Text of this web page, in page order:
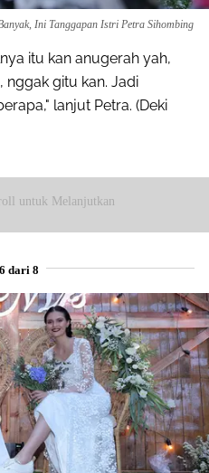
Ini Tanggapan Istri Petra Sihombing
itu kan anugerah yah,
gitu kan. Jadi
lanjut Petra. (Deki
untuk Melanjutkan
6 dari 8